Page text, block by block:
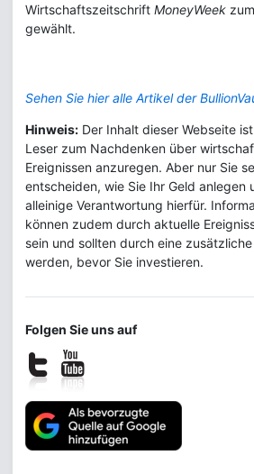
Wirtschaftszeitschrift MoneyWeek
gewählt.
Sehen Sie hier alle Artikel der
Hinweis: Der Inhalt dieser Webseite
Leser zum Nachdenken über
Ereignissen anzuregen. Aber nur Sie
entscheiden, wie Sie Ihr Geld anlegen
alleinige Verantwortung hierfür.
können zudem durch aktuelle
sein und sollten durch eine
werden, bevor Sie investieren.
Folgen Sie uns auf